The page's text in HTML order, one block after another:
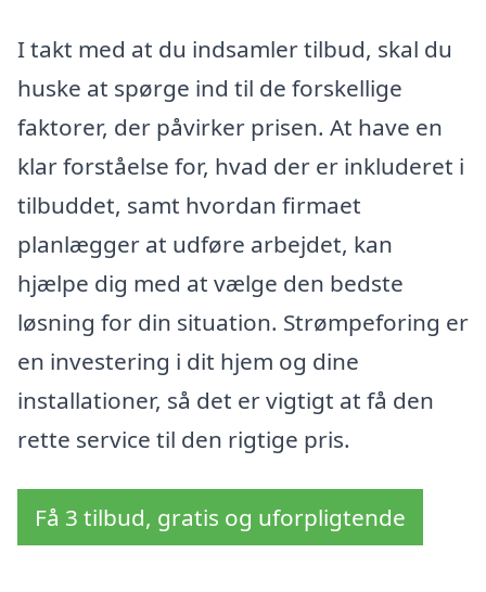
I takt med at du indsamler tilbud, skal du
huske at spørge ind til de forskellige
faktorer, der påvirker prisen. At have en
klar forståelse for, hvad der er inkluderet i
tilbuddet, samt hvordan firmaet
planlægger at udføre arbejdet, kan
hjælpe dig med at vælge den bedste
løsning for din situation. Strømpeforing er
en investering i dit hjem og dine
installationer, så det er vigtigt at få den
rette service til den rigtige pris.
Få 3 tilbud, gratis og uforpligtende